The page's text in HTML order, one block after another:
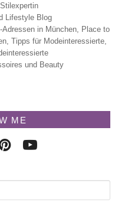
Lifestyle Blog
Adressen in München, Place to
Tipps für Modeinteressierte,
und Beauty
ME